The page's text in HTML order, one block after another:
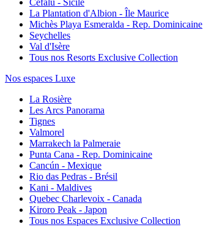
La Plantation d'Albion - Île Maurice
Michès Playa Esmeralda - Rep. Dominicaine
Seychelles
Val d'Isère
Tous nos Resorts Exclusive Collection
Nos espaces Luxe
La Rosière
Les Arcs Panorama
Tignes
Valmorel
Marrakech la Palmeraie
Punta Cana - Rep. Dominicaine
Cancún - Mexique
Rio das Pedras - Brésil
Kani - Maldives
Quebec Charlevoix - Canada
Kiroro Peak - Japon
Tous nos Espaces Exclusive Collection